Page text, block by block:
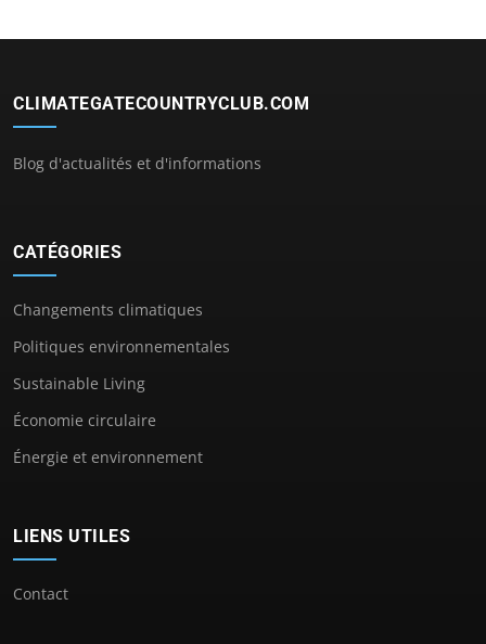
CLIMATEGATECOUNTRYCLUB.COM
Blog d'actualités et d'informations
CATÉGORIES
Changements climatiques
Politiques environnementales
Sustainable Living
Économie circulaire
Énergie et environnement
LIENS UTILES
Contact